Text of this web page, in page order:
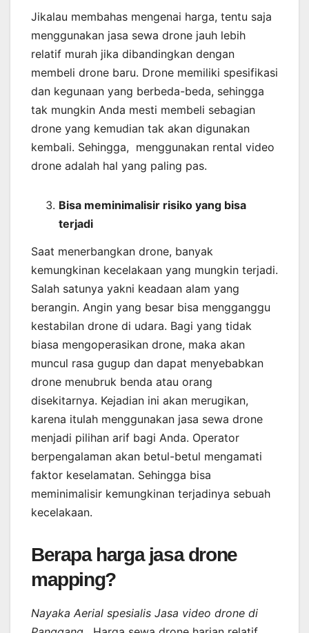
Jikalau membahas mengenai harga, tentu saja
menggunakan jasa sewa drone jauh lebih
relatif murah jika dibandingkan dengan
membeli drone baru. Drone memiliki spesifikasi
dan kegunaan yang berbeda-beda, sehingga
tak mungkin Anda mesti membeli sebagian
drone yang kemudian tak akan digunakan
kembali. Sehingga, menggunakan rental video
drone adalah hal yang paling pas.
Bisa meminimalisir risiko yang bisa
terjadi
Saat menerbangkan drone, banyak
kemungkinan kecelakaan yang mungkin terjadi.
Salah satunya yakni keadaan alam yang
berangin. Angin yang besar bisa mengganggu
kestabilan drone di udara. Bagi yang tidak
biasa mengoperasikan drone, maka akan
muncul rasa gugup dan dapat menyebabkan
drone menubruk benda atau orang
disekitarnya. Kejadian ini akan merugikan,
karena itulah menggunakan jasa sewa drone
menjadi pilihan arif bagi Anda. Operator
berpengalaman akan betul-betul mengamati
faktor keselamatan. Sehingga bisa
meminimalisir kemungkinan terjadinya sebuah
kecelakaan.
Berapa harga jasa drone
mapping?
Nayaka Aerial spesialis Jasa video drone di